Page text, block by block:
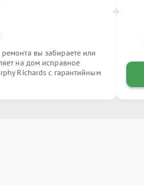
вы забираете или
на дом исправное
Richards с гарантийным